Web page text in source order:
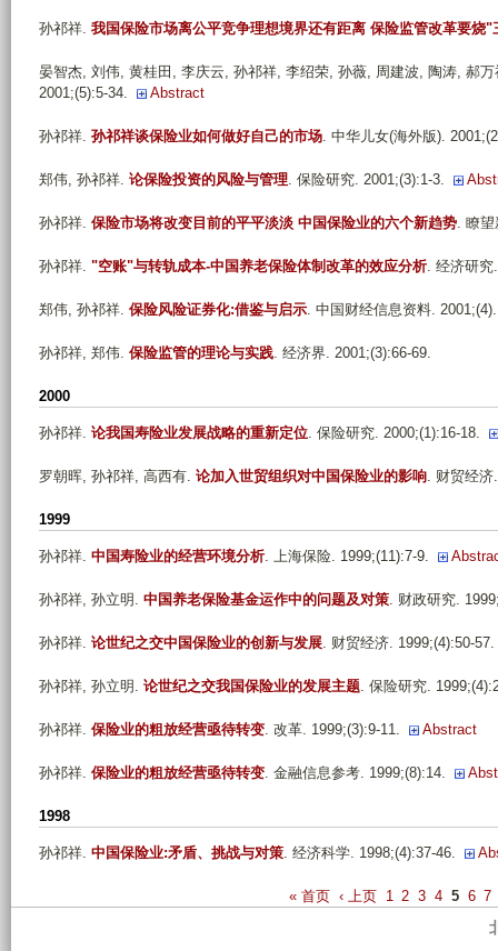
孙祁祥. 我国保险市场离公平竞争理想境界还有距离 保险监管改革要烧"
晏智杰, 刘伟, 黄桂田, 李庆云, 孙祁祥, 李绍荣, 孙薇, 周建波, 陶涛, 郝万
2001;(5):5-34.
Abstract
孙祁祥. 孙祁祥谈保险业如何做好自己的市场. 中华儿女(海外版).
郑伟, 孙祁祥. 论保险投资的风险与管理. 保险研究. 2001;(3):1-3.
孙祁祥. 保险市场将改变目前的平平淡淡 中国保险业的六个新趋势. 瞭望
孙祁祥. "空账"与转轨成本-中国养老保险体制改革的效应分析. 经济研究
郑伟, 孙祁祥. 保险风险证券化:借鉴与启示. 中国财经信息资料. 2001;(4).
孙祁祥, 郑伟. 保险监管的理论与实践. 经济界. 2001;(3):66-69.
2000
孙祁祥. 论我国寿险业发展战略的重新定位. 保险研究. 2000;(1):16-18.
罗朝晖, 孙祁祥, 高西有. 论加入世贸组织对中国保险业的影响. 财贸经济
1999
孙祁祥. 中国寿险业的经营环境分析. 上海保险. 1999;(11):7-9.
孙祁祥, 孙立明 . 中国养老保险基金运作中的问题及对策. 财政研究.
孙祁祥. 论世纪之交中国保险业的创新与发展. 财贸经济. 1999;(4):50-57.
孙祁祥, 孙立明 . 论世纪之交我国保险业的发展主题. 保险研究.
孙祁祥. 保险业的粗放经营亟待转变. 改革. 1999;(3):9-11. Abstract
孙祁祥. 保险业的粗放经营亟待转变. 金融信息参考. 1999;(8):14.
1998
孙祁祥. 中国保险业:矛盾、挑战与对策. 经济科学. 1998;(4):37-46.
« 首页 ‹ 上页 1 2 3 4 5 6 7